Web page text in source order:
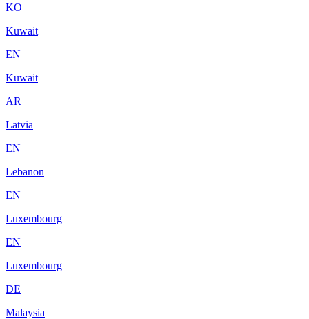
KO
Kuwait
EN
Kuwait
AR
Latvia
EN
Lebanon
EN
Luxembourg
EN
Luxembourg
DE
Malaysia